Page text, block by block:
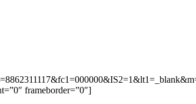
frameborder=”0″]